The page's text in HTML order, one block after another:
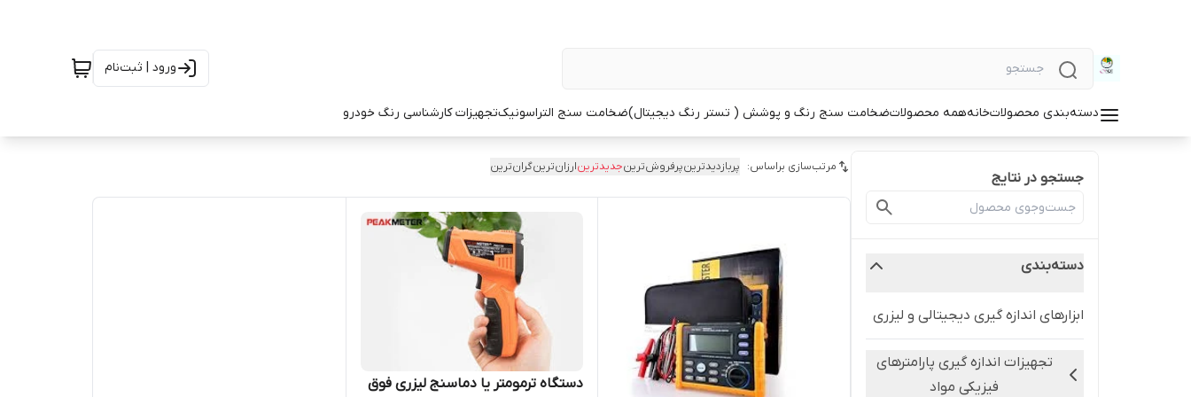
ورود | ثبت‌نام
دسته‌بندی محصولاتخانههمه محصولاتضخامت سنج رنگ و پوشش ( تستر رنگ دیجیتال)ضخامت سنج التراسونیکتجهیزات کارشناسی رنگ خودرو
جستجو در نتایج
دسته‌بندی
ابزارهای اندازه گیری دیجیتالی و لیزری
تجهیزات اندازه گیری پارامترهای
فیزیکی مواد
مرتب‌سازی براساس: پربازدیدترینپرفروش‌ترینجدیدترینارزان‌ترینگران‌ترین
دستگاه ترمومتر یا دماسنج لیزری فوق